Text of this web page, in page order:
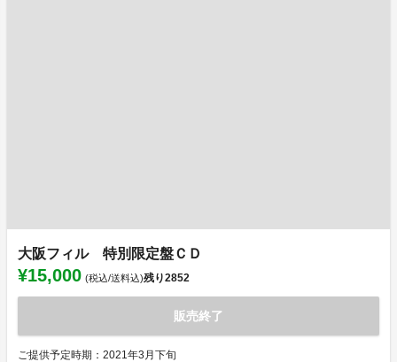
大阪フィル 特別限定盤ＣＤ
¥15,000 (税込/送料込)残り2852
販売終了
ご提供予定時期：2021年3月下旬